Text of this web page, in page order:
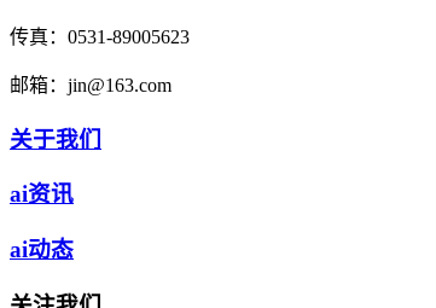
传真： 0531-89005623
邮箱： jin@163.com
关于我们
ai资讯
ai动态